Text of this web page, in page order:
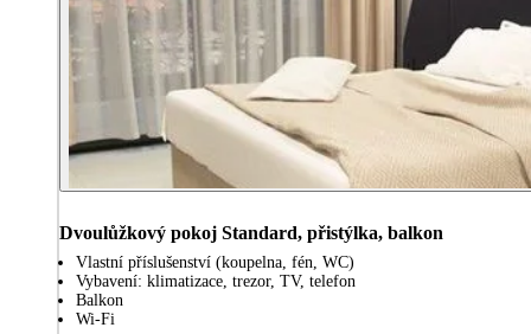
Dvoulůžkový pokoj Standard, přistýlka, balkon
Vlastní příslušenství (koupelna, fén, WC)
Vybavení: klimatizace, trezor, TV, telefon
Balkon
Wi-Fi